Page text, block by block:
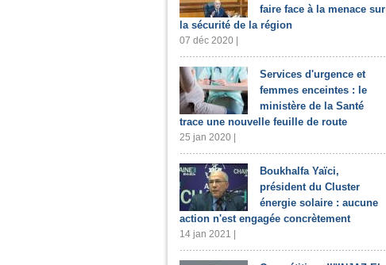
faire face à la menace sur
la sécurité de la région
07 déc 2020 |
Services d'urgence et
femmes enceintes : le
ministère de la Santé
trace une nouvelle feuille de route
25 jan 2020 |
Boukhalfa Yaïci,
président du Cluster
énergie solaire : aucune
action n'est engagée concrètement
14 jan 2021 |